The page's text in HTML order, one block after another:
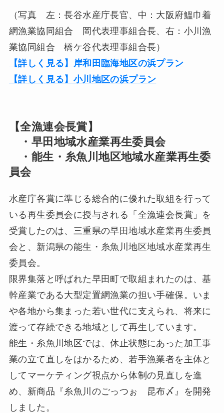
（写真 左：長谷水産庁長官、中：大阪府鰮巾着
網漁業協同組合 岡代表理事組合長、右：小川漁
業協同組合 橋ケ谷代表理事組合長）
【詳しく見る】岸和田臨海地区の浜プラン
【詳しく見る】小川地区の浜プラン
【全漁連会長賞】
・早田地域水産業再生委員会
・能生・糸魚川地区地域水産業再生委
員会
水産庁各賞に準じる総合的に優れた取組を行って
いる再生委員会に授与される「全漁連会長賞」を
受賞したのは、三重県の早田地域水産業再生委員
会と、新潟県の能生・糸魚川地区地域水産業再生
委員会。
限界集落と呼ばれた早田町で取組まれたのは、基
幹産業である大型定置網漁業の担い手確保。いま
や各地から集まった若い世代に支えられ、将来に
渡って存続できる地域として再生しています。
能生・糸魚川地区では、休止状態にあった加工事
業の立て直しをはかるため、若手漁業者を主体と
してマーケティング視点から体制の見直しを進
め、新商品『糸魚川のごっつぉ 昆布〆』を開発
しました。